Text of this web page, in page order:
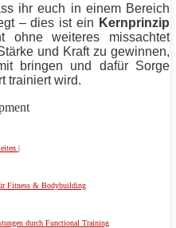
ihr euch in einem Bereich
– dies ist ein Kernprinzip
ohne weiteres missachtet
und Kraft zu gewinnen,
bringen und dafür Sorge
trainiert wird.
|
Fitness & Bodybuilding
durch Functional Training